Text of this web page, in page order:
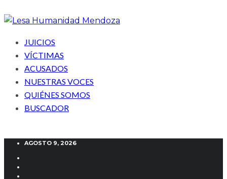
JUICIOS
VÍCTIMAS
ACUSADOS
NUESTRAS VOCES
QUIÉNES SOMOS
BUSCADOR
AGOSTO 9, 2026